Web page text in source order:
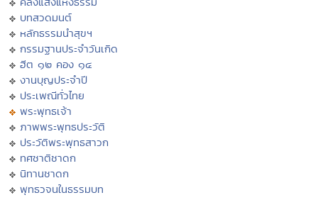
บทสวดมนต์
หลักธรรมนำสุขฯ
กรรมฐานประจำวันเกิด
ฮีต ๑๒ คอง ๑๔
งานบุญประจำปี
ประเพณีทั่วไทย
พระพุทธเจ้า
ภาพพระพุทธประวัติ
ประวัติพระพุทธสาวก
ทศชาติชาดก
นิทานชาดก
พุทธวจนในธรรมบท